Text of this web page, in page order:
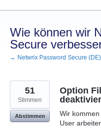
Wie können wir
Secure
← Netwrix Password Secure (DE)
Option
Wir
User
51
Stimmen
Abstimmen